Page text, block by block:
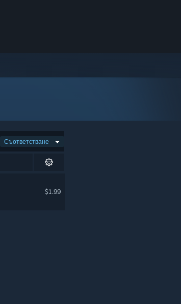
Съответстване
$1.99